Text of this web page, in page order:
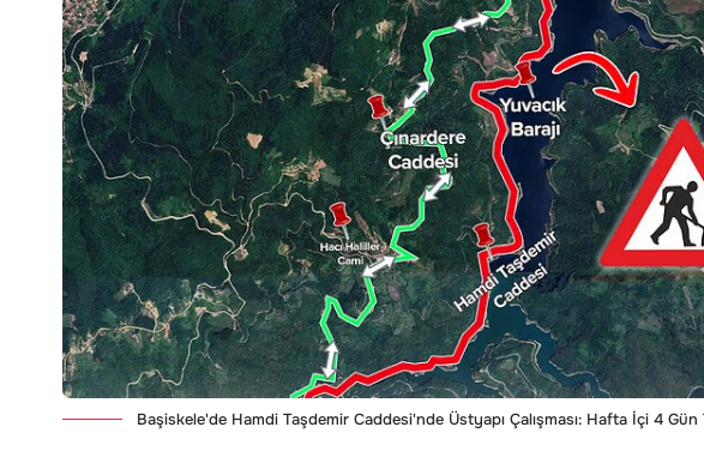
Başiskele'de Hamdi Taşdemir Caddesi'nde Üstyapı Çalışması: Hafta İçi 4 Gün